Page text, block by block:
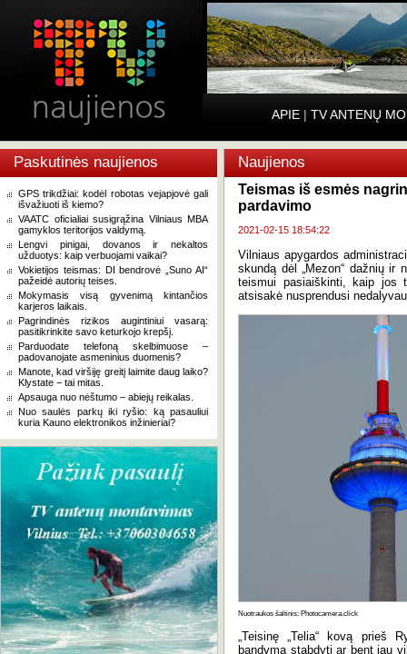
APIE | TV ANTENŲ
Paskutinės naujienos
GPS trikdžiai: kodėl robotas vejapjovė gali
išvažiuoti iš kiemo?
VAATC oficialiai susigrąžina Vilniaus MBA
gamyklos teritorijos valdymą.
Lengvi pinigai, dovanos ir nekaltos
užduotys: kaip verbuojami vaikai?
Vokietijos teismas: DI bendrovė „Suno AI“
pažeidė autorių teises.
Mokymasis visą gyvenimą kintančios
karjeros laikais.
Pagrindinės rizikos augintiniui vasarą:
pasitikrinkite savo keturkojo krepšį.
Parduodate telefoną skelbimuose –
padovanojate asmeninius duomenis?
Manote, kad viršiję greitį laimite daug laiko?
Klystate − tai mitas.
Apsauga nuo nėštumo – abiejų reikalas.
Nuo saulės parkų iki ryšio: ką pasauliui
kuria Kauno elektronikos inžinieriai?
Naujienos
Teismas iš esmės
pardavimo
2021-02-15 18:54:22
Vilniaus apygardos
skundą dėl „Mezon“ dažnių ir
teismui pasiaiškinti, kaip
atsisakė nusprendusi
Nuotraukos šaltinis: Photocamera.click
„Teisinę „Telia“ kovą prieš
bandymą stabdyti ar bent jau